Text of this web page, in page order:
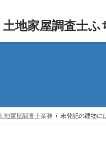
地家屋調査士ふ
地家屋調査士業務 未登記の建物に